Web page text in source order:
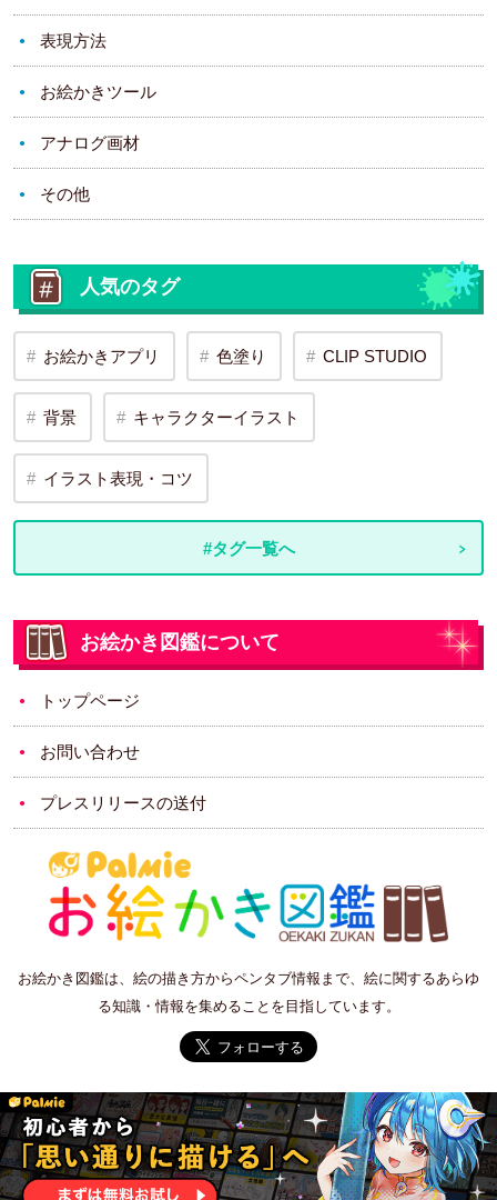
表現方法
お絵かきツール
アナログ画材
その他
人気のタグ
お絵かきアプリ 色塗り CLIP STUDIO
背景 キャラクターイラスト
イラスト表現・コツ
#タグ一覧へ
お絵かき図鑑について
トップページ
お問い合わせ
プレスリリースの送付
お絵かき図鑑は、絵の描き方からペンタブ情報まで、絵に関するあらゆ
る知識・情報を集めることを目指しています。